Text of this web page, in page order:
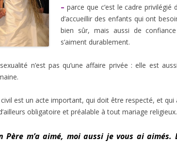
paroissial Catéchuménat
Formation
– parce que c’est le cadre
d’accueillir des enfants qui ont
bien sûr, mais aussi de
s’aiment durablement.
n’est pas qu’une affaire privée : elle est
est un acte important, qui doit être respecté, et qui
obligatoire et préalable à tout mariage religieux.
Père m’a aimé, moi aussi je vous ai aimés.